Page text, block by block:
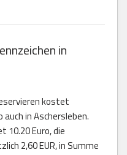
in
kostet
auch in Aschersleben.
10.20 Euro, die
2,60 EUR, in Summe